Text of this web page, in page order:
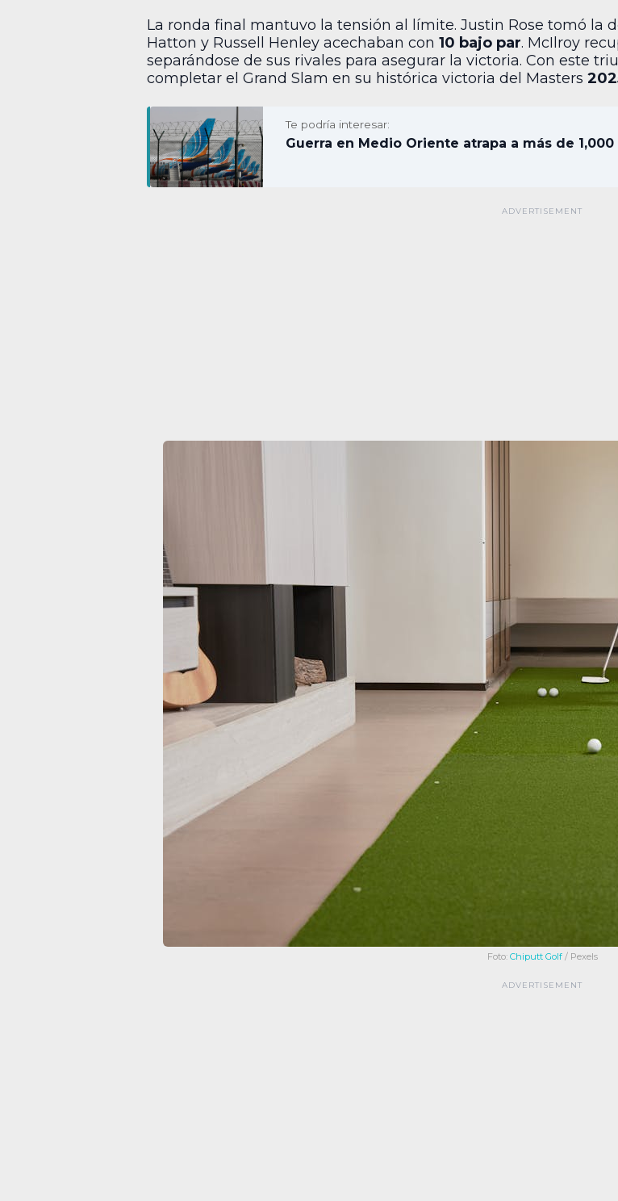
La ronda final mantuvo la tensión al límite. Justin Rose tomó la
Hatton y Russell Henley acechaban con 10 bajo par. McIlroy
separándose de sus rivales para asegurar la victoria. Con este
completar el Grand Slam en su histórica victoria del Masters
Te podría interesar:
Guerra en Medio Oriente atrapa a más de
Foto: Chiputt Golf/ Pexels